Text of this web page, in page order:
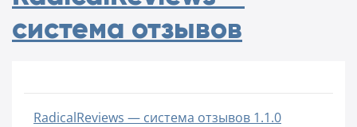
система отзывов
RadicalReviews — система отзывов 1.1.0